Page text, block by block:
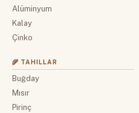
Alüminyum
Kalay
Çinko
🌾 TAHILLAR
Buğday
Mısır
Pirinç